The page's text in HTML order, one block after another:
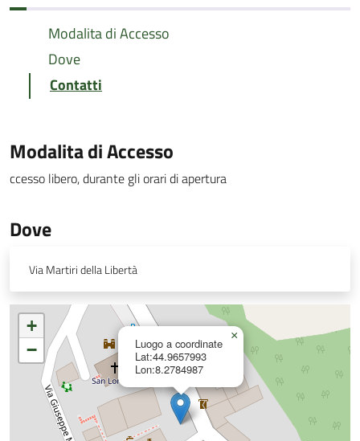
Modalita di Accesso
Dove
Contatti
Modalita di Accesso
ccesso libero, durante gli orari di apertura
Dove
Via Martiri della Libertà
Luogo a coordinate
Lat:44.9657993
Lon:8.2784987
×
+
−